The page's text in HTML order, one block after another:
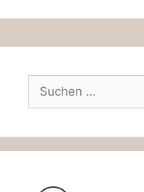
Suchen
nach: